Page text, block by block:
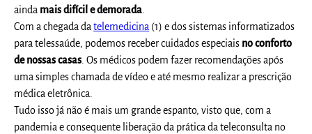
ainda mais difícil e demorada.
Com a chegada datelemedicina (1) e dos sistemas informatizados
para telessaúde, podemos receber cuidados especiais no conforto
de nossas casas. Os médicos podem fazer recomendações após
uma simples chamada de vídeo e até mesmo realizar a prescrição
médica eletrônica.
Tudo isso já não é mais um grande espanto, visto que, com a
pandemia e consequente liberação da prática da teleconsulta no